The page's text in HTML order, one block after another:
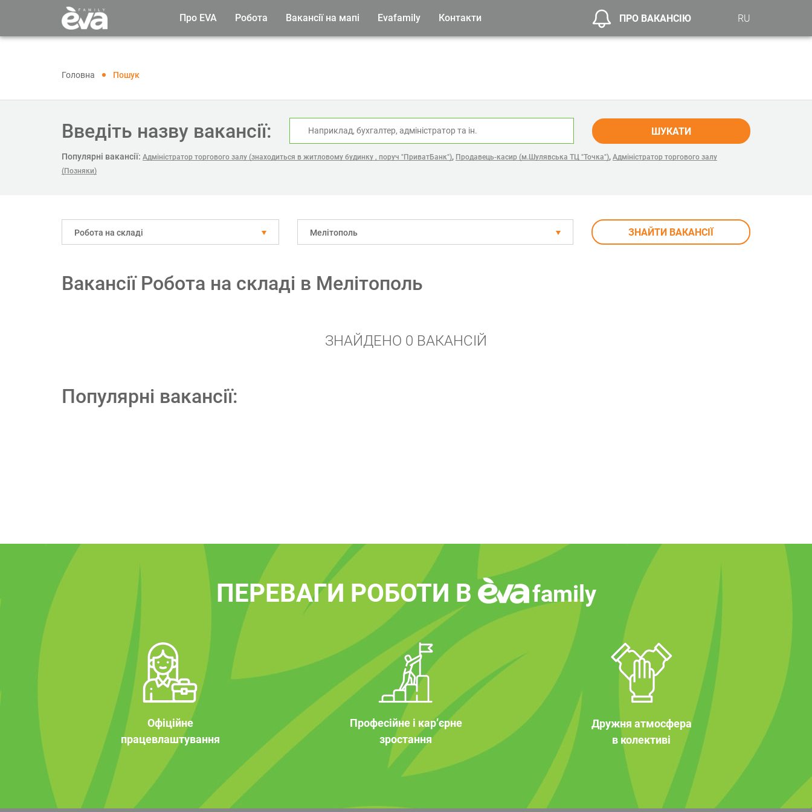
Про EVA Робота Вакансії на мапі Evafamily Контакти ПРО ВАКАНСІЮ RU
Головна Пошук
Введіть назву вакансії: ШУКАТИ
Популярні вакансії: Адміністратор торгового залу (знаходиться в житловому будинку , поруч "ПриватБанк"), Продавець-касир (м.Шулявська ТЦ "Точка"), Адміністратор торгового залу
(Позняки)
Робота на складі Мелітополь ЗНАЙТИ ВАКАНСІЇ
Вакансії Робота на складі в Мелітополь
ЗНАЙДЕНО 0 ВАКАНСІЙ
Популярні вакансії:
ПЕРЕВАГИ РОБОТИ В family
Офіційне
працевлаштування
Професійне і кар’єрне
зростання
Дружня атмосфера
в колективі